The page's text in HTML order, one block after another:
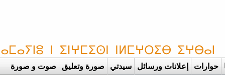
حوارات إعلانات ورسائل سيدتي صورة وتعليق صوت و صورة